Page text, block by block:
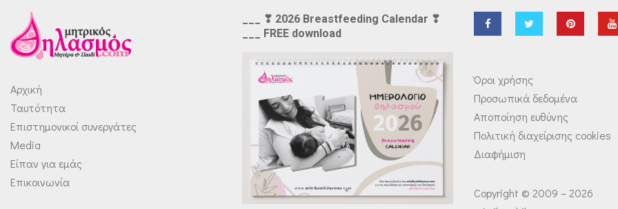
Αρχική
Ταυτότητα
Επιστημονικοί συνεργάτες
Media
Είπαν για εμάς
Επικοινωνία
___ ❣ 2026 Breastfeeding Calendar ❣
___ FREE download
Όροι χρήσης
Προσωπικά δεδομένα
Αποποίηση ευθύνης
Πολιτική διαχείρισης cookies
Διαφήμιση
Copyright © 2009 – 2026